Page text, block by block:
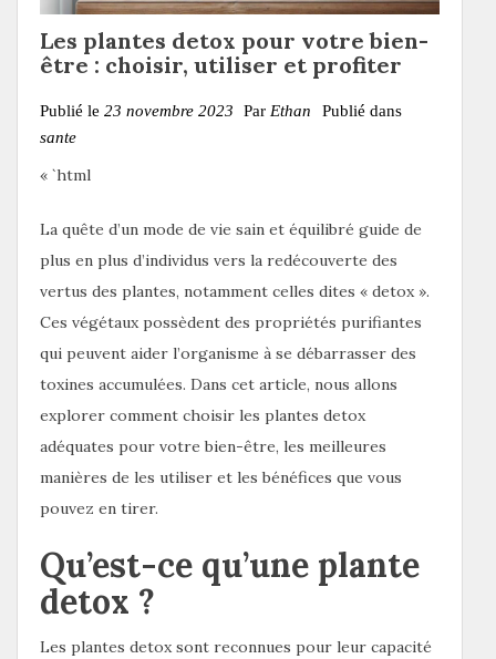
Les plantes detox pour votre bien-
être : choisir, utiliser et profiter
Publié le 23 novembre 2023 Par Ethan
Publié dans
sante
« `html
La quête d’un mode de vie sain et équilibré guide de
plus en plus d’individus vers la redécouverte des
vertus des plantes, notamment celles dites « detox ».
Ces végétaux possèdent des propriétés purifiantes
qui peuvent aider l’organisme à se débarrasser des
toxines accumulées. Dans cet article, nous allons
explorer comment choisir les plantes detox
adéquates pour votre bien-être, les meilleures
manières de les utiliser et les bénéfices que vous
pouvez en tirer.
Qu’est-ce qu’une plante
detox ?
Les plantes detox sont reconnues pour leur capacité